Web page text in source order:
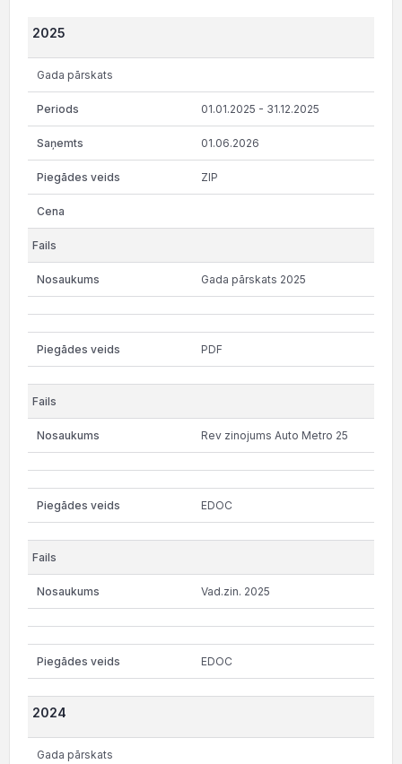
2025
Gada pārskats
01.01.2025 - 31.12.2025
01.06.2026
ZIP
Gada pārskats 2025
PDF
Rev zinojums Auto Metro 25
EDOC
Vad.zin. 2025
EDOC
2024
Gada pārskats